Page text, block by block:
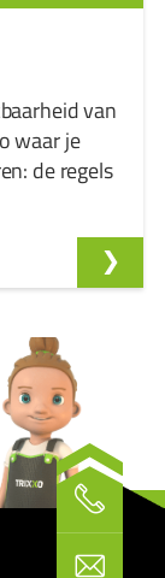
van
waar je
de regels